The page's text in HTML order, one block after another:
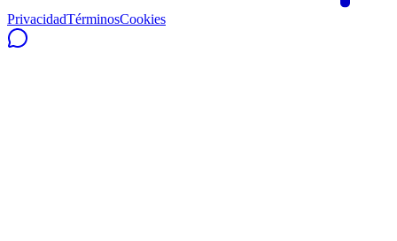
PrivacidadTérminosCookies